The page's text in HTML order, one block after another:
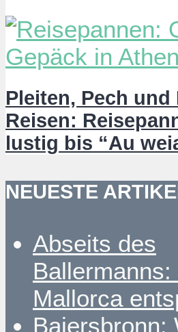
Pleiten, Pech und
Reisen:
lustig bis “Au
NEUESTE
Abseits des
Mallorca
Baiersbronn: